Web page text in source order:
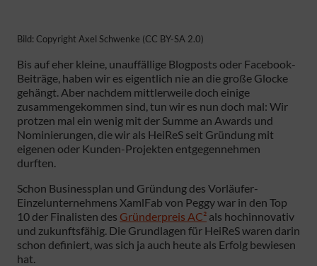
Bild: Copyright Axel Schwenke (CC BY-SA 2.0)
Bis auf eher kleine, unauffällige Blogposts oder Facebook-
Beiträge, haben wir es eigentlich nie an die große Glocke
gehängt. Aber nachdem mittlerweile doch einige
zusammengekommen sind, tun wir es nun doch mal: Wir
protzen mal ein wenig mit der Summe an Awards und
Nominierungen, die wir als HeiReS seit Gründung mit
eigenen oder Kunden-Projekten entgegennehmen
durften.
Schon Businessplan und Gründung des Vorläufer-
Einzelunternehmens XamlFab von Peggy war in den Top
10 der Finalisten des Gründerpreis AC² als hochinnovativ
und zukunftsfähig. Die Grundlagen für HeiReS waren darin
schon definiert, was sich ja auch heute als Erfolg bewiesen
hat.